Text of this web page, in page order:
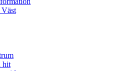
Väst
hit